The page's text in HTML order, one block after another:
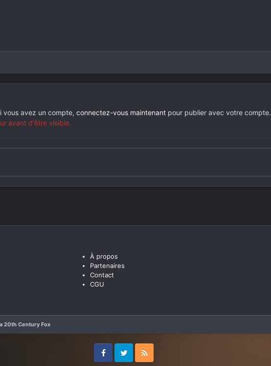
vous avez un compte, connectez-vous maintenantpour publier avec votre compte.
avant d'être visible.
À propos
Partenaires
Contact
CGU
20th Century Fox
FacebookTwitter RSS